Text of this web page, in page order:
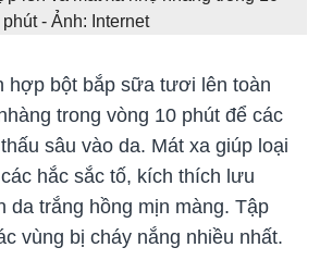
phút - Ảnh: Internet
hợp bột bắp sữa tươi lên toàn
trong vòng 10 phút để các
sâu vào da. Mát xa giúp loại
hắc sắc tố, kích thích lưu
da trắng hồng mịn màng. Tập
vùng bị cháy nắng nhiều nhất.